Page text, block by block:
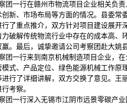
团一行在赣州市物流项目企业相关负
创新、市场布局等方面的情况。县委
了重点推介，双方针对项目建设展
破解传统物流行业中存在的成本高
。最后，诚挚邀请公司考察团赴大姚
团一行来到南京机械制造项目企业，
式、产品定位、绿色能源机械工作
行了详细讲解，双方交换了意见。
考察。
团一行深入无锡市江阴市远景零碳产